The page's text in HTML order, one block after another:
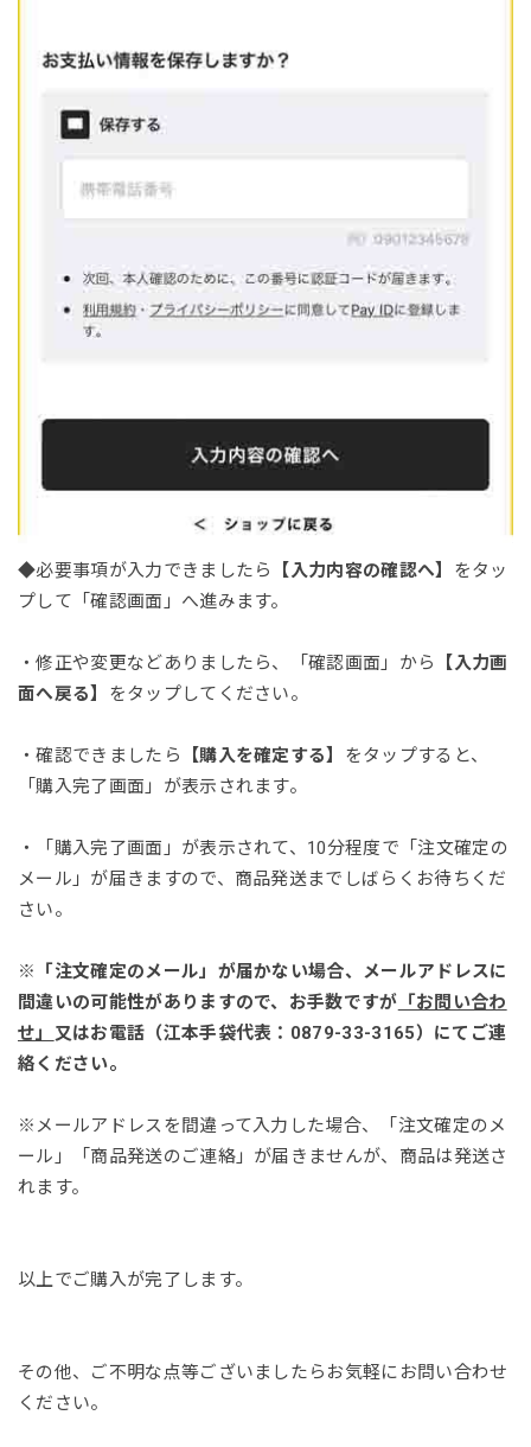
◆必要事項が入力できましたら 【入力内容の確認へ】 をタッ
プして「確認画面」へ進みます。
・修正や変更などありましたら、「確認画面」から
【入力画
面へ戻る】 をタップしてください。
・確認できましたら 【購入を確定する】 をタップすると、
「購入完了画面」が表示されます。
・「購入完了画面」が表示されて、10分程度で「注文確定の
メール」が届きますので、商品発送までしばらくお待ちくだ
さい。
※「注文確定のメール」が届かない場合、メールアドレスに
間違いの可能性がありますので、お手数ですが 「お問い合わ
せ」 又はお電話（江本手袋代表：0879-33-3165）にてご連
絡ください。
※メールアドレスを間違って入力した場合、「注文確定のメ
ール」「商品発送のご連絡」が届きませんが、商品は発送さ
れます。
以上でご購入が完了します。
その他、ご不明な点等ございましたらお気軽にお問い合わせ
ください。